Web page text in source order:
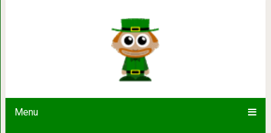
Menu
Прекрасная правда о том, как